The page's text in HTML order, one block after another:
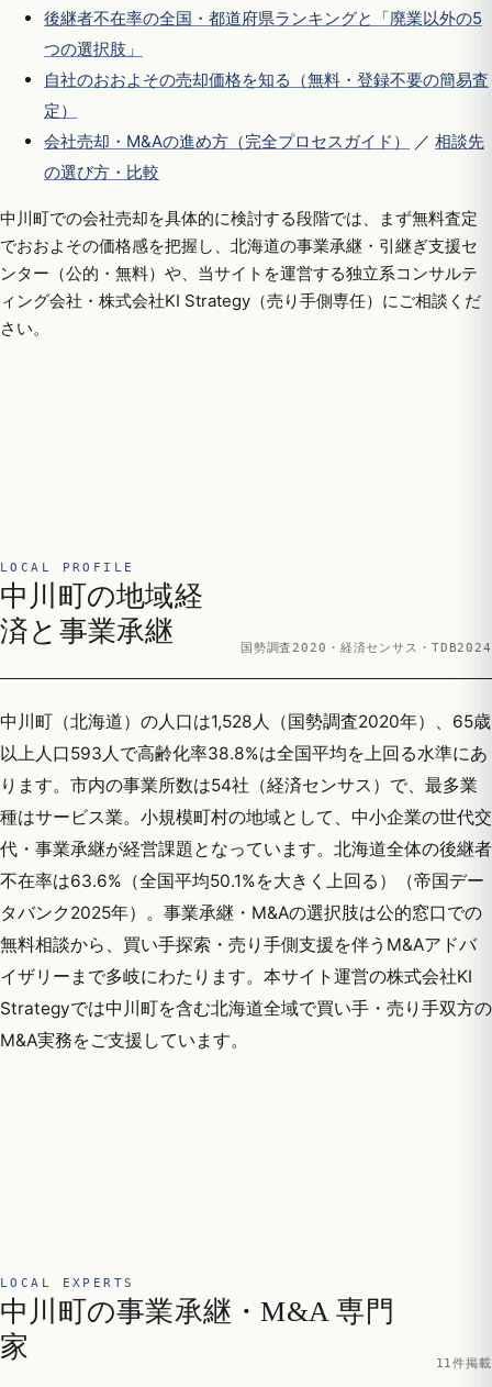
後継者不在率の全国・都道府県ランキングと「廃業以外の5
つの選択肢」
自社のおおよその売却価格を知る（無料・登録不要の簡易査
定）
会社売却・M&Aの進め方（完全プロセスガイド）
／ 相談先
の選び方・比較
中川町での会社売却を具体的に検討する段階では、まず無料査定
でおおよその価格感を把握し、北海道の事業承継・引継ぎ支援セ
ンター（公的・無料）や、当サイトを運営する独立系コンサルテ
ィング会社・株式会社KI Strategy（売り手側専任）にご相談くだ
さい。
LOCAL PROFILE
中川町の地域経
済と事業承継
国勢調査2020・経済センサス・TDB2024
中川町（北海道）の人口は1,528人（国勢調査2020年）、65歳
以上人口593人で高齢化率38.8%は全国平均を上回る水準にあ
ります。市内の事業所数は54社（経済センサス）で、最多業
種はサービス業。小規模町村の地域として、中小企業の世代交
代・事業承継が経営課題となっています。北海道全体の後継者
不在率は63.6%（全国平均50.1%を大きく上回る）（帝国デー
タバンク2025年）。事業承継・M&Aの選択肢は公的窓口での
無料相談から、買い手探索・売り手側支援を伴うM&Aアドバ
イザリーまで多岐にわたります。本サイト運営の株式会社KI
Strategyでは中川町を含む北海道全域で買い手・売り手双方の
M&A実務をご支援しています。
LOCAL EXPERTS
中川町の事業承継・M&A 専門
家
11件掲載